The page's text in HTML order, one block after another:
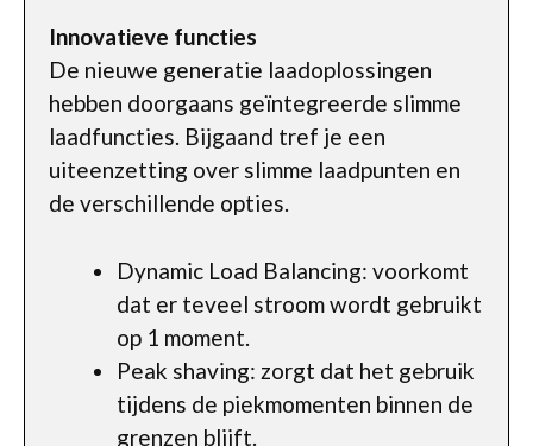
Innovatieve functies
De nieuwe generatie laadoplossingen
hebben doorgaans geïntegreerde slimme
laadfuncties. Bijgaand tref je een
uiteenzetting over slimme laadpunten en
de verschillende opties.
Dynamic Load Balancing: voorkomt
dat er teveel stroom wordt gebruikt
op 1 moment.
Peak shaving: zorgt dat het gebruik
tijdens de piekmomenten binnen de
grenzen blijft.